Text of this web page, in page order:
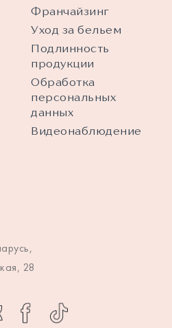
Франчайзинг
Уход за бельем
Подлинность
продукции
Обработка
персональных
данных
Видеонаблюдение
28